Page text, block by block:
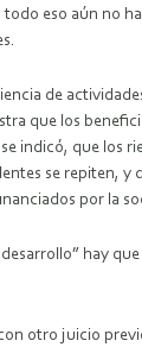
todo eso aún no
de
que los
indicó, que los
se repiten, y
por la
hay
otro juicio